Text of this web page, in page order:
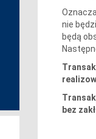
nie
będą
bez